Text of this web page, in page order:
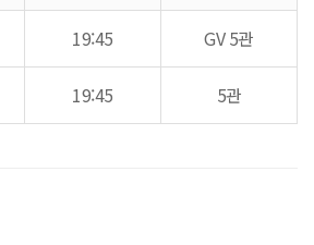
19:45 GV 5관
19:45 5관